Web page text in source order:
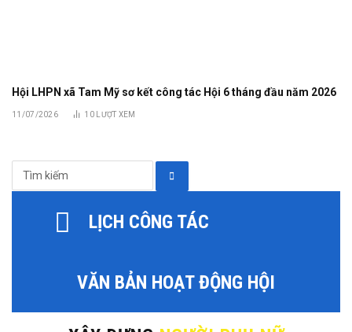
Hội LHPN xã Tam Mỹ sơ kết công tác Hội 6 tháng đầu năm 2026
11/07/2026 10 LƯỢT XEM
LỊCH CÔNG TÁC
VĂN BẢN HOẠT ĐỘNG HỘI